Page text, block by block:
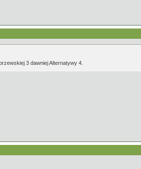
3 dawniej Alternatywy 4.